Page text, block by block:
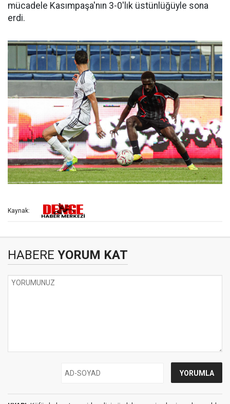
mücadele Kasımpaşa'nın 3-0'lık üstünlüğüyle sona
erdi.
Kaynak:
HABERE YORUM KAT